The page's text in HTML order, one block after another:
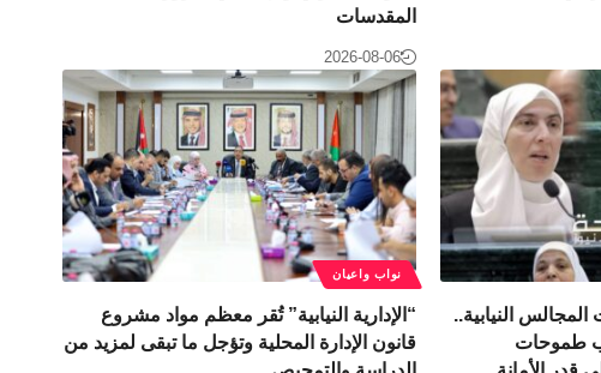
المقدسات
2026-08-06
النيابية..
طموحات
نواب واعيان
“الإدارية النيابية” تُقر معظم مواد مشروع
قانون الإدارة المحلية وتؤجل ما تبقى لمزيد من